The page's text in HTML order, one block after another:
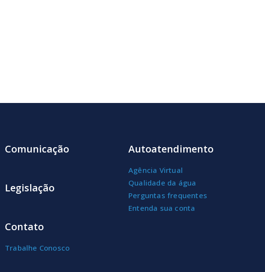
Comunicação
Legislação
Contato
Trabalhe Conosco
Autoatendimento
Agência Virtual
Qualidade da água
Perguntas frequentes
Entenda sua conta